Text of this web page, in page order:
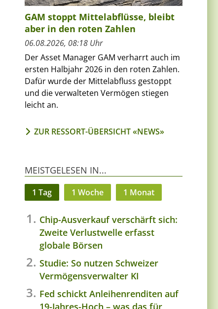
GAM stoppt Mittelabflüsse, bleibt
aber in den roten Zahlen
06.08.2026, 08:18 Uhr
Der Asset Manager GAM verharrt auch im
ersten Halbjahr 2026 in den roten Zahlen.
Dafür wurde der Mittelabfluss gestoppt
und die verwalteten Vermögen stiegen
leicht an.
ZUR RESSORT-ÜBERSICHT «NEWS»
MEISTGELESEN IN...
1 Tag 1 Woche 1 Monat
Chip-Ausverkauf verschärft sich:
Zweite Verlustwelle erfasst
globale Börsen
Studie: So nutzen Schweizer
Vermögensverwalter KI
Fed schickt Anleihenrenditen auf